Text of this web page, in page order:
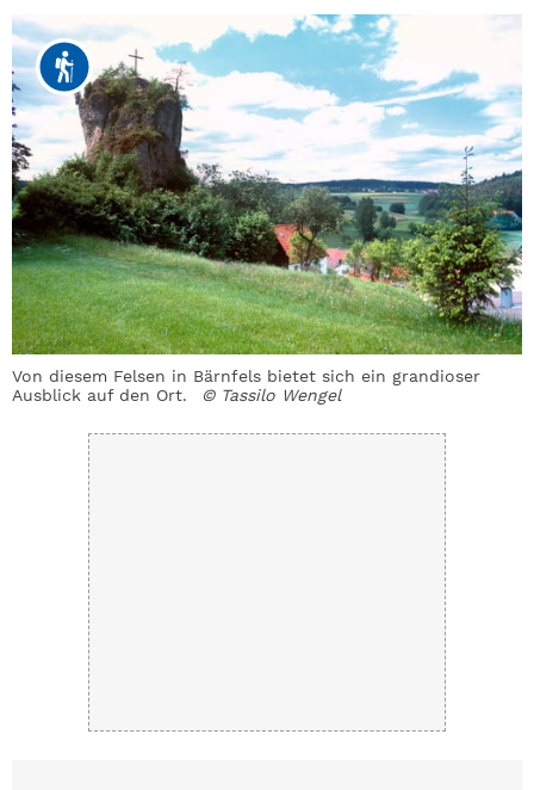
Von diesem Felsen in Bärnfels bietet sich ein grandioser
Ausblick auf den Ort.
© Tassilo Wengel